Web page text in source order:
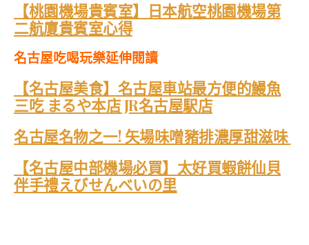
【桃園機場貴賓室】日本航空桃園機場第
二航廈貴賓室心得
名古屋吃喝玩樂延伸閱讀
【名古屋美食】名古屋車站最方便的鰻魚
三吃 まるや本店 JR名古屋駅店
名古屋名物之一! 矢場味噌豬排濃厚甜滋味
【名古屋中部機場必買】太好買蝦餅仙貝
伴手禮えびせんべいの里